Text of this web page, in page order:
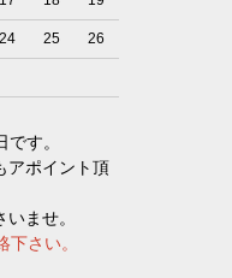
24 25 26
す。
アポイント頂
ませ。
さい。